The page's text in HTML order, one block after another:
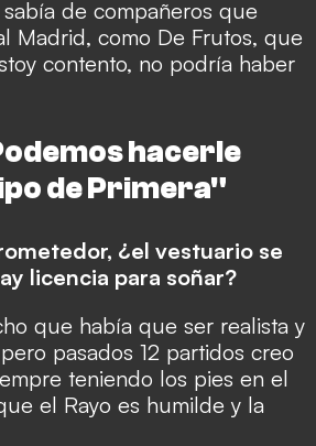
de compañeros que
Madrid, como De Frutos, que
contento, no podría haber
hacerle
de Primera"
¿el vestuario se
licencia para soñar?
que había que ser realista y
pasados 12 partidos creo
teniendo los pies en el
el Rayo es humilde y la